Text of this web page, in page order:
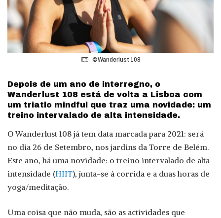
©Wanderlust 108
Depois de um ano de interregno, o
Wanderlust 108 está de volta a Lisboa com
um triatlo mindful que traz uma novidade: um
treino intervalado de alta intensidade.
O Wanderlust 108 já tem data marcada para 2021: será
no dia 26 de Setembro, nos jardins da Torre de Belém.
Este ano, há uma novidade: o treino intervalado de alta
intensidade (HIIT), junta-se à corrida e a duas horas de
yoga/meditação.
Uma coisa que não muda, são as actividades que